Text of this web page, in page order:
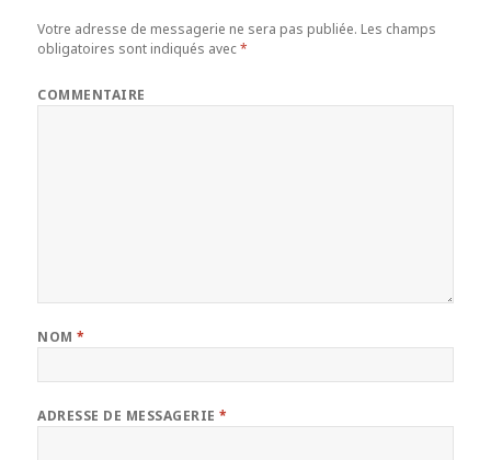
Votre adresse de messagerie ne sera pas publiée. Les champs
obligatoires sont indiqués avec*
COMMENTAIRE
NOM*
ADRESSE DE MESSAGERIE*